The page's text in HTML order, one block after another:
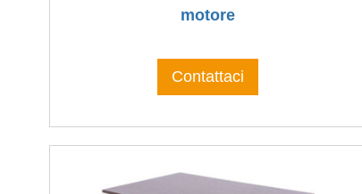
motore
Contattaci